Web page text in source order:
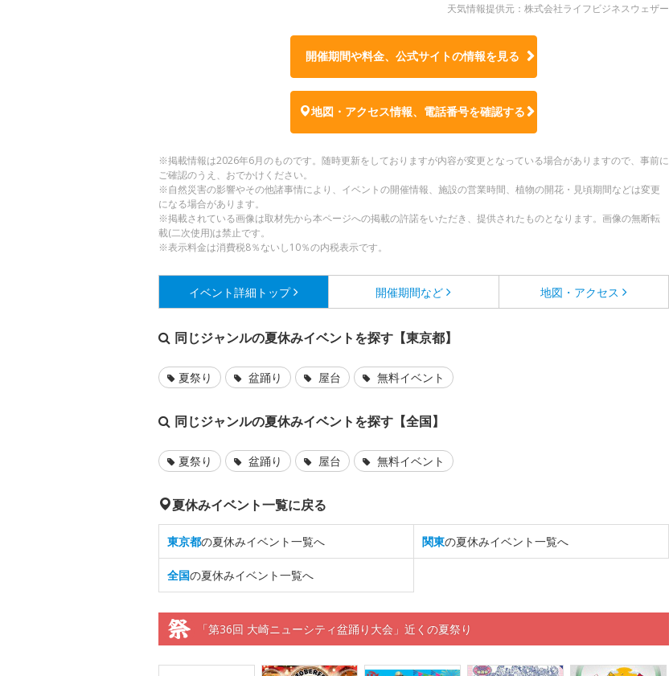
天気情報提供元：株式会社ライフビジネスウェザー
開催期間や料金、公式サイトの情報を見る
地図・アクセス情報、電話番号を確認する
※掲載情報は2026年6月のものです。随時更新をしておりますが内容が変更となっている場合がありますので、事前に
ご確認のうえ、おでかけください。
※自然災害の影響やその他諸事情により、イベントの開催情報、施設の営業時間、植物の開花・見頃期間などは変更
になる場合があります。
※掲載されている画像は取材先から本ページへの掲載の許諾をいただき、提供されたものとなります。画像の無断転
載(二次使用)は禁止です。
※表示料金は消費税8％ないし10％の内税表示です。
イベント詳細 トップ 開催期間など 地図・アクセス
同じジャンルの夏休みイベントを探す【東京都】
夏祭り 盆踊り 屋台 無料イベント
同じジャンルの夏休みイベントを探す【全国】
夏祭り 盆踊り 屋台 無料イベント
夏休みイベント一覧に戻る
東京都の夏休みイベント一覧へ 関東の夏休みイベント一覧へ
全国の夏休みイベント一覧へ
「第36回 大崎ニューシティ盆踊り大会」近くの夏祭り